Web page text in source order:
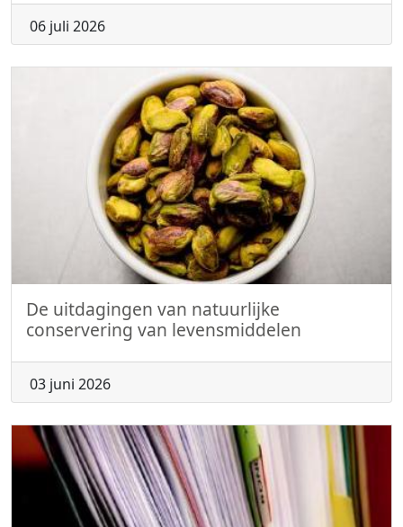
06 juli 2026
De uitdagingen van natuurlijke
conservering van levensmiddelen
03 juni 2026